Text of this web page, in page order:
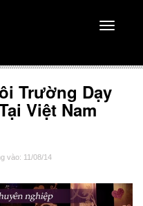
Toggle
Trường Dạy
Việt Nam
vào: 11/08/14